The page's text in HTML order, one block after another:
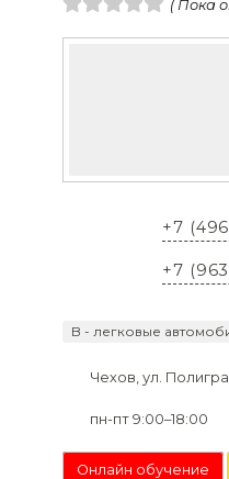
( Пока
+7
+7
B - легковые
Чехов, ул.
пн-пт 9:00–18:00
Онлайн обучение